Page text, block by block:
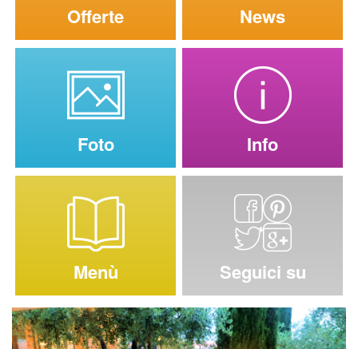
Offerte News
Foto Info
Menù Seguici su